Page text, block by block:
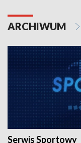
ARCHIWUM
Serwis Sportowy